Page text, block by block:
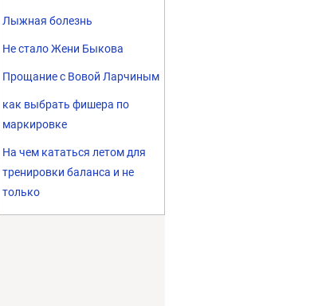
Лыжная болезнь
Не стало Жени Быкова
Прощание с Вовой Ларчиным
как выбрать фишера по
маркировке
На чем кататься летом для
тренировки баланса и не
только